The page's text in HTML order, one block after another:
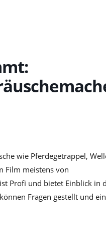
wie Pferdegetrappel,
Film meistens von
Profi und bietet Einblick in
Fragen gestellt und